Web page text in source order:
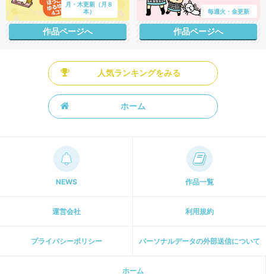
月・木更新（月８
本）
作品ページへ
毎週火・金更新
作品ページへ
人気ランキングをみる
ホーム
NEWS 作品一覧
運営会社 利用規約
プライパシーポリシー パーソナルデータの外部送信について
ホーム